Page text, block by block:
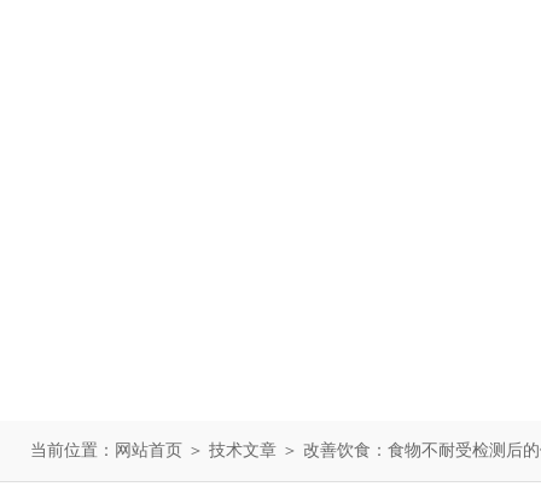
当前位置： 网站首页 ＞ 技术文章 ＞ 改善饮食：食物不耐受检测后